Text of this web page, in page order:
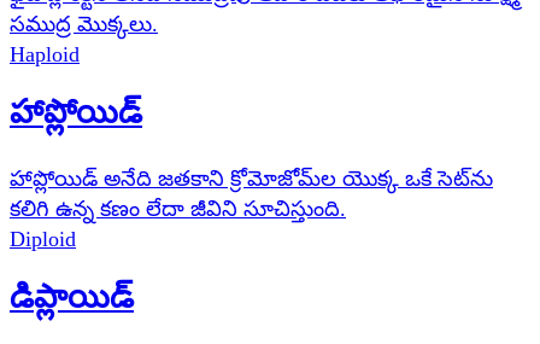
సముద్ర మొక్కలు.
Haploid
హాప్లోయిడ్
హాప్లోయిడ్ అనేది జతకాని క్రోమోజోమ్‌ల యొక్క ఒకే సెట్‌ను
కలిగి ఉన్న కణం లేదా జీవిని సూచిస్తుంది.
Diploid
డిప్లాయిడ్